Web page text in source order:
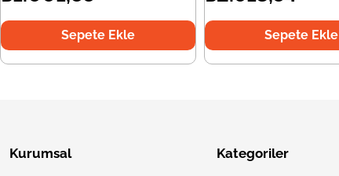
Sepete Ekle Sepete Ekle
Kurumsal Kategoriler